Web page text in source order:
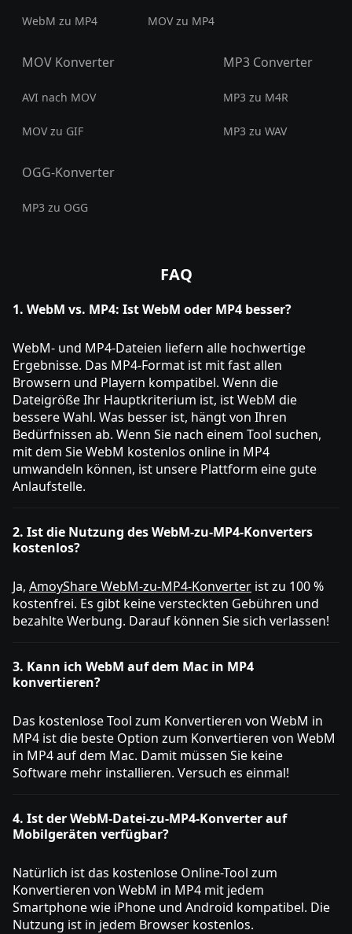
WebM zu MP4 MOV zu MP4
MOV Konverter
AVI nach MOV
MOV zu GIF
MP3 Converter
MP3 zu M4R
MP3 zu WAV
OGG-Konverter
MP3 zu OGG
FAQ
1. WebM vs. MP4: Ist WebM oder MP4 besser?
WebM- und MP4-Dateien liefern alle hochwertige
Ergebnisse. Das MP4-Format ist mit fast allen
Browsern und Playern kompatibel. Wenn die
Dateigröße Ihr Hauptkriterium ist, ist WebM die
bessere Wahl. Was besser ist, hängt von Ihren
Bedürfnissen ab. Wenn Sie nach einem Tool suchen,
mit dem Sie WebM kostenlos online in MP4
umwandeln können, ist unsere Plattform eine gute
Anlaufstelle.
2. Ist die Nutzung des WebM-zu-MP4-Konverters
kostenlos?
Ja, AmoyShare WebM-zu-MP4-Konverter ist zu 100 %
kostenfrei. Es gibt keine versteckten Gebühren und
bezahlte Werbung. Darauf können Sie sich verlassen!
3. Kann ich WebM auf dem Mac in MP4
konvertieren?
Das kostenlose Tool zum Konvertieren von WebM in
MP4 ist die beste Option zum Konvertieren von WebM
in MP4 auf dem Mac. Damit müssen Sie keine
Software mehr installieren. Versuch es einmal!
4. Ist der WebM-Datei-zu-MP4-Konverter auf
Mobilgeräten verfügbar?
Natürlich ist das kostenlose Online-Tool zum
Konvertieren von WebM in MP4 mit jedem
Smartphone wie iPhone und Android kompatibel. Die
Nutzung ist in jedem Browser kostenlos.